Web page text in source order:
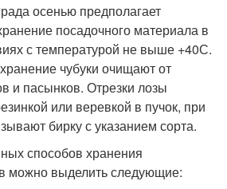
осенью предполагает
посадочного материала в
с температурой не выше +40С.
чубуки очищают от
и пасынков. Отрезки лозы
или веревкой в пучок, при
бирку с указанием сорта.
способов хранения
можно выделить следующие: